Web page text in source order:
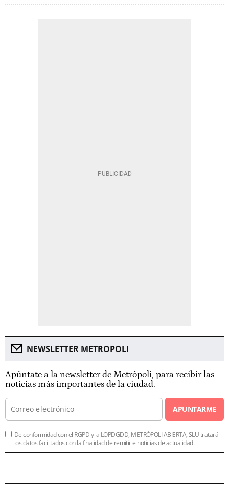
NEWSLETTER METROPOLI
Apúntate a la newsletter de Metrópoli, para recibir las
noticias más importantes de la ciudad.
APUNTARME
De conformidad con el RGPD y la LOPDGDD, METRÓPOLI ABIERTA, SLU tratará
los datos facilitados con la finalidad de remitirle noticias de actualidad.